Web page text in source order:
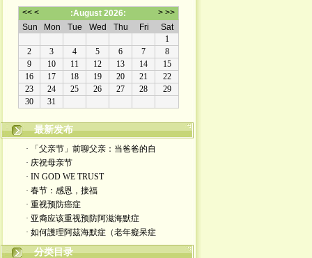
最新发布
· 「父亲节」前聊父亲：当爸爸的自
· 庆祝母亲节
· IN GOD WE TRUST
· 春节：感恩，接福
· 重视预防癌症
· 亚裔应该重视预防阿滋海默症
· 如何護理阿茲海默症（老年癡呆症
分类目录